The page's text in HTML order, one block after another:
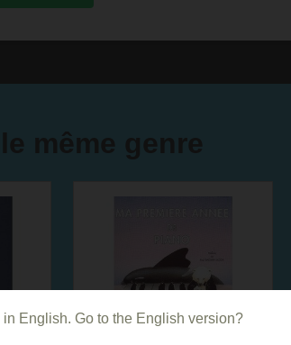
English. Go to the English version?